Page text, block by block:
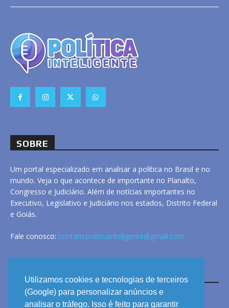
Utilizamos cookies e tecnologias de terceiros
(Google) para personalizar anúncios e
analisar o tráfego. Isso é feito para garantir
SOBRE
Um portal especializado em analisar a política no Brasil e no
mundo. Veja o que acontece de importante no Planalto,
Congresso e Judiciário. Além de notícias importantes no
Executivo, Legislativo e Judiciário nos estados, Distrito Federal
e Goiás.
Fale conosco: contato.politicainteligente@gmail.com
LINKS
ANUNCIE